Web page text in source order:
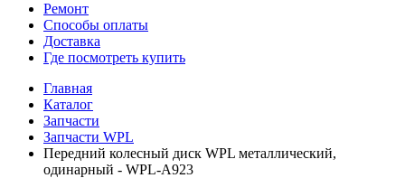
Ремонт
Способы оплаты
Доставка
Где посмотреть купить
Главная
Каталог
Запчасти
Запчасти WPL
Передний колесный диск WPL металлический,
одинарный - WPL-A923